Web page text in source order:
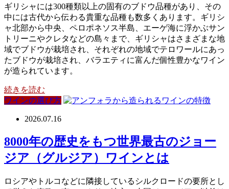
ギリシャには300種類以上の固有のブドウ品種があり、その
中には古代から伝わる貴重な品種も数多くあります。ギリシ
ャ北部から中央、ペロポネソス半島、エーゲ海に浮かぶサン
トリーニやクレタなどの島々まで、ギリシャはさまざまな地
域でブドウが栽培され、それぞれの地域でテロワールにあっ
たブドウが栽培され、バラエティに富んだ個性豊かなワイン
が造られています。
続きを読む
ワインの選び方
2026.07.16
8000年の歴史をもつ世界最古のジョー
ジア（グルジア）ワインとは
ロシアやトルコなどに隣接しているシルクロードの要所とし